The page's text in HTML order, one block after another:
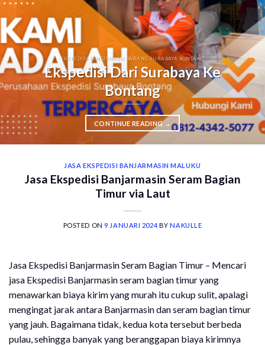
EKSPEDISI PENGIRIMAN BARANG SURABAYA BONTANG
Ekspedisi Dari Surabaya Ke
Bontang
CONTINUE READING →
JASA EKSPEDISI BANJARMASIN MALUKU
Jasa Ekspedisi Banjarmasin Seram Bagian
Timur via Laut
POSTED ON 9 JANUARI 2024BYNAKULLE
Jasa Ekspedisi Banjarmasin Seram Bagian Timur – Mencari
jasa Ekspedisi Banjarmasin seram bagian timur yang
menawarkan biaya kirim yang murah itu cukup sulit, apalagi
mengingat jarak antara Banjarmasin dan seram bagian timur
yang jauh. Bagaimana tidak, kedua kota tersebut berbeda
pulau, sehingga banyak yang beranggapan biaya kirimnya